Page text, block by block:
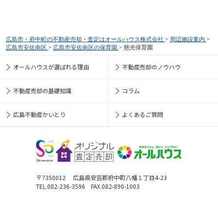
広島市・府中町の不動産売却・査定はオールハウス株式会社 > 周辺施設案内 >
広島市安佐南区 > 広島市安佐南区の保育園 > 慈光保育園
オールハウスが選ばれる理由 不動産売却のノウハウ
不動産売却の基礎知識 コラム
広島不動産かいとり よくあるご質問
〒7350012 広島県安芸郡府中町八幡１丁目4-23
TEL.082-236-3596 FAX.082-890-1003